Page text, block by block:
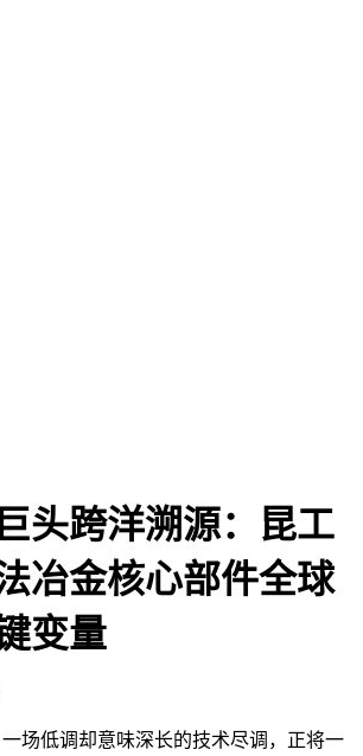
头跨洋溯源：昆工
冶金核心部件全球
变量
低调却意味深长的技术尽调，正将一